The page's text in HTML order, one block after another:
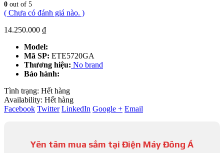
0 out of 5
( Chưa có đánh giá nào. )
14.250.000 ₫
Model:
Mã SP: ETE5720GA
Thương hiệu: No brand
Bảo hành:
Tình trạng: Hết hàng
Availability: Hết hàng
Facebook Twitter LinkedIn Google + Email
Yên tâm mua sắm tại Điện Máy Đông Á